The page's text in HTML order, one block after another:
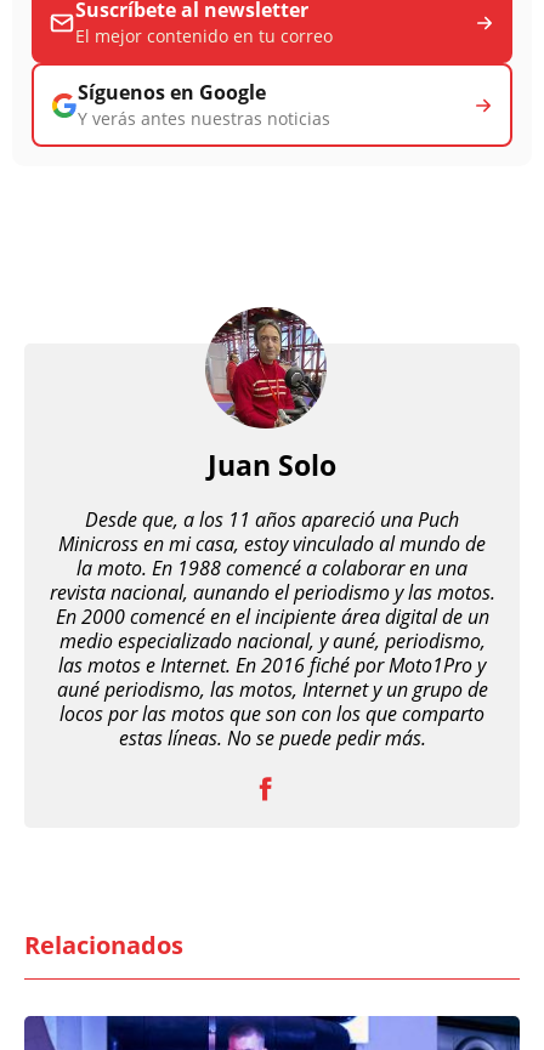
Suscríbete al newsletter
El mejor contenido en tu correo
Síguenos en Google
Y verás antes nuestras noticias
Juan Solo
Desde que, a los 11 años apareció una Puch
Minicross en mi casa, estoy vinculado al mundo de
la moto. En 1988 comencé a colaborar en una
revista nacional, aunando el periodismo y las motos.
En 2000 comencé en el incipiente área digital de un
medio especializado nacional, y auné, periodismo,
las motos e Internet. En 2016 fiché por Moto1Pro y
auné periodismo, las motos, Internet y un grupo de
locos por las motos que son con los que comparto
estas líneas. No se puede pedir más.
Relacionados